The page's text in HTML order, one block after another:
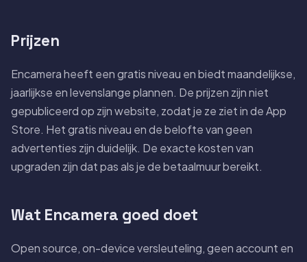
Prijzen
Encamera heeft een gratis niveau en biedt maandelijkse,
jaarlijkse en levenslange plannen. De prijzen zijn niet
gepubliceerd op zijn website, zodat je ze ziet in de App
Store. Het gratis niveau en de belofte van geen
advertenties zijn duidelijk. De exacte kosten van
upgraden zijn dat pas als je de betaalmuur bereikt.
Wat Encamera goed doet
Open source, on-device versleuteling, geen account en